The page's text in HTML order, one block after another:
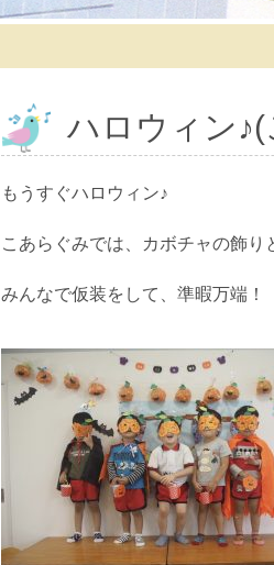
ハロウィン
もうすぐハロウィン♪
こあらぐみでは、カボチャの飾り
みんなで仮装をして、準暇万端！